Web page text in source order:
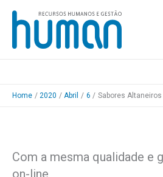
Skip
content
Home 2020 Abril 6 Sabores
Com a mesma qualidade e
on-line